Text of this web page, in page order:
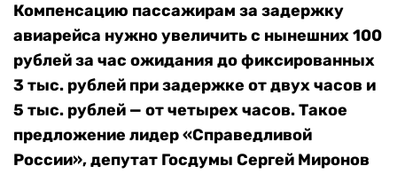
Компенсацию пассажирам за задержку
авиарейса нужно увеличить с нынешних 100
рублей за час ожидания до фиксированных
3 тыс. рублей при задержке от двух часов и
5 тыс. рублей — от четырех часов. Такое
предложение лидер «Справедливой
России», депутат Госдумы Сергей Миронов